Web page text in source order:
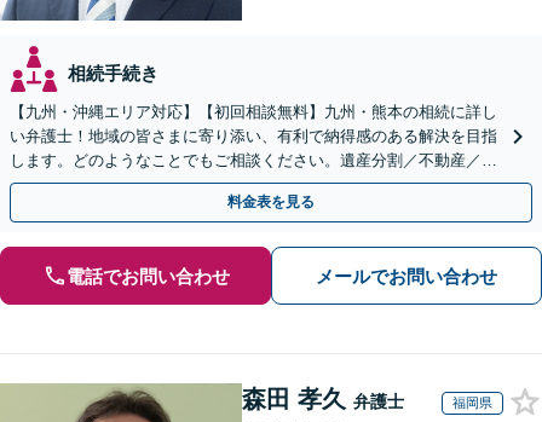
相続手続き
【九州・沖縄エリア対応】【初回相談無料】九州・熊本の相続に詳し
い弁護士！地域の皆さまに寄り添い、有利で納得感のある解決を目指
します。どのようなことでもご相談ください。遺産分割／不動産／遺
言書／使い込み／寄与分／遺留分／相続放棄【完全個室】
料金表を見る
電話でお問い合わせ メールでお問い合わせ
森田 孝久 弁護士 福岡県